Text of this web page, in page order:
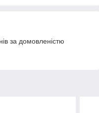
за домовленістю